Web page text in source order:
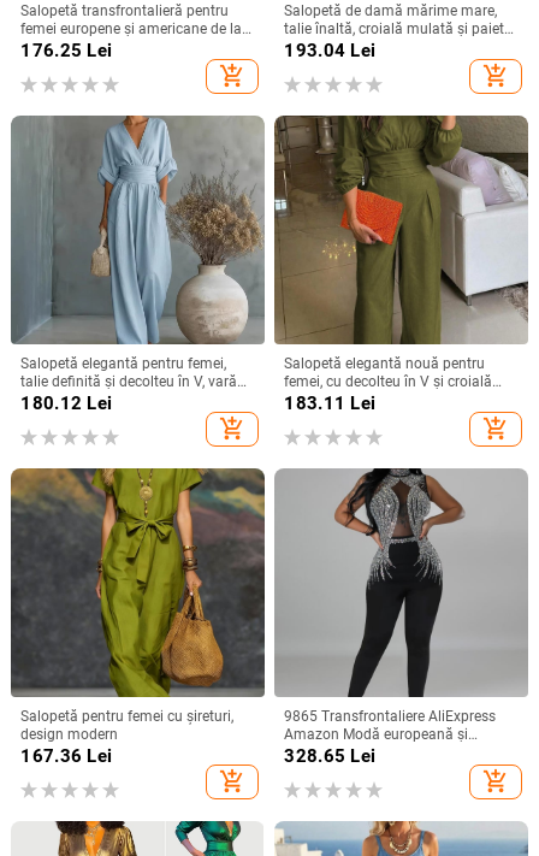
Salopetă transfrontalieră pentru
femei europene și americane de la
Amazon, cu noul temperament, cu
176.25 Lei
add_shopping_cart
Salopetă de damă mărime mare,
talie înaltă, croială mulată și paiete,
disponibilă
193.04 Lei
add_shopping_cart
Salopetă elegantă pentru femei,
talie definită și decolteu în V, vară
2026, amestec Tencel
180.12 Lei
add_shopping_cart
Salopetă elegantă nouă pentru
femei, cu decolteu în V și croială
lată, în stil european și american,
183.11 Lei
add_shopping_cart
Salopetă pentru femei cu șireturi,
design modern
167.36 Lei
add_shopping_cart
9865 Transfrontaliere AliExpress
Amazon Modă europeană și
americană pentru femei, culoare
solidă, plasă cu stras, pantaloni
fără mâneci
328.65 Lei
add_shopping_cart